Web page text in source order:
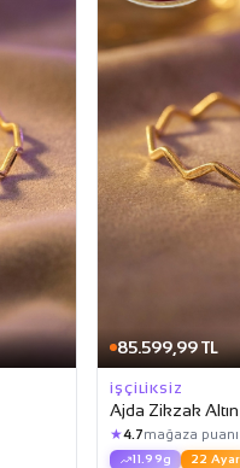
85.599,99 TL
İŞÇILIKSIZ
Ajda Zikzak
★4.7mağaza puanı
11.99g 22 Ayar